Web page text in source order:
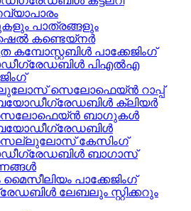
പാത്രങ്ങളും
കണ്ടെയ്നർ
പാക്കേജിംഗ്
പിഎൽഎ
സെലോഫെയ്ൻ റാപ്പ്
ക്ലിയർ
ബാഗുകൾ
കേസിംഗ്
ബാഗാസ്
പാക്കേജിംഗ്
ലേബലും സ്റ്റിക്കറും